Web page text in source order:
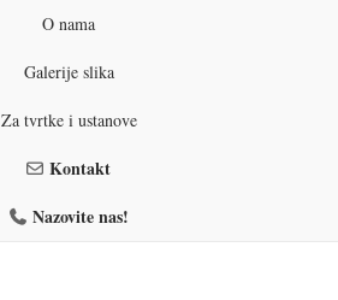
O nama
Galerije slika
Za tvrtke i ustanove
Kontakt
Nazovite nas!